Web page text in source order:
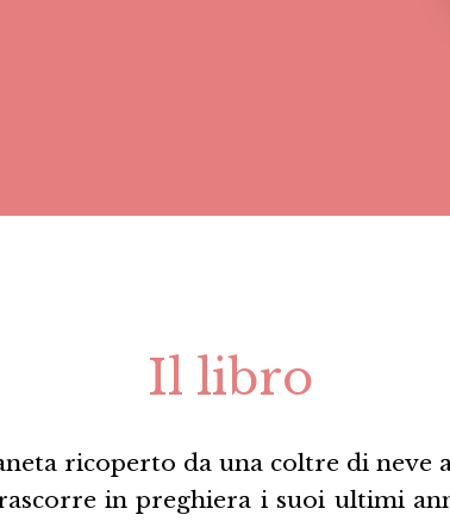
Il libro
ricoperto da una coltre di neve
in preghiera i suoi ultimi